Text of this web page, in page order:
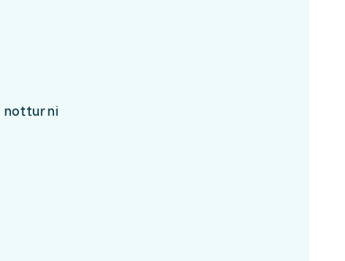
notturni